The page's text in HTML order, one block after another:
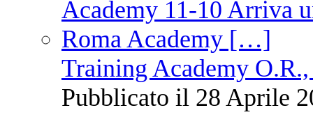
Training Academy
Pubblicato il 28 Aprile